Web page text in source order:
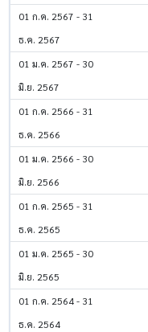
01 ก.ค. 2567 - 31
ธ.ค. 2567
01 ม.ค. 2567 - 30
มิ.ย. 2567
01 ก.ค. 2566 - 31
ธ.ค. 2566
01 ม.ค. 2566 - 30
มิ.ย. 2566
01 ก.ค. 2565 - 31
ธ.ค. 2565
01 ม.ค. 2565 - 30
มิ.ย. 2565
01 ก.ค. 2564 - 31
ธ.ค. 2564